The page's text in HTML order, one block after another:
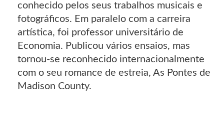
conhecido pelos seus trabalhos musicais e
fotográficos. Em paralelo com a carreira
artística, foi professor universitário de
Economia. Publicou vários ensaios, mas
tornou-se reconhecido internacionalmente
com o seu romance de estreia, As Pontes de
Madison County.